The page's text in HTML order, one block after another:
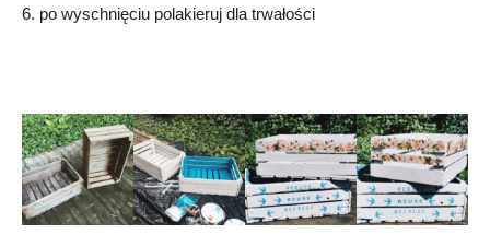
6. po wyschnięciu polakieruj dla trwałości